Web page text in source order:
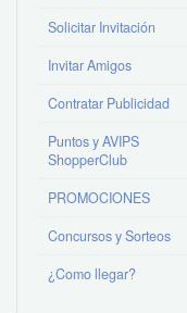
Solicitar Invitación
Invitar Amigos
Contratar Publicidad
Puntos y AVIPS
ShopperClub
PROMOCIONES
Concursos y Sorteos
¿Como llegar?